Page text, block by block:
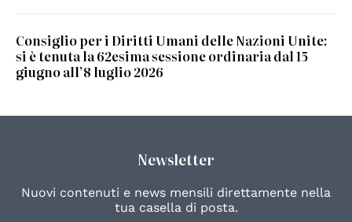
Consiglio per i Diritti Umani delle Nazioni Unite:
si è tenuta la 62esima sessione ordinaria dal 15
giugno all’8 luglio 2026
Newsletter
Nuovi contenuti e news mensili direttamente nella
tua casella di posta.